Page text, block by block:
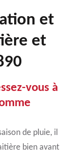
et
et
vous à
de pluie, il
bien avant